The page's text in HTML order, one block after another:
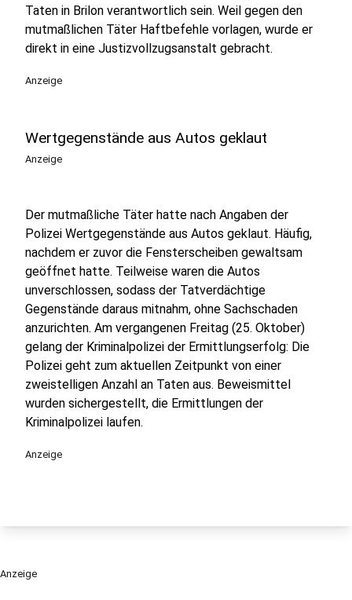
Taten in Brilon verantwortlich sein. Weil gegen den
mutmaßlichen Täter Haftbefehle vorlagen, wurde er
direkt in eine Justizvollzugsanstalt gebracht.
Anzeige
Wertgegenstände aus Autos geklaut
Anzeige
Der mutmaßliche Täter hatte nach Angaben der
Polizei Wertgegenstände aus Autos geklaut. Häufig,
nachdem er zuvor die Fensterscheiben gewaltsam
geöffnet hatte. Teilweise waren die Autos
unverschlossen, sodass der Tatverdächtige
Gegenstände daraus mitnahm, ohne Sachschaden
anzurichten. Am vergangenen Freitag (25. Oktober)
gelang der Kriminalpolizei der Ermittlungserfolg: Die
Polizei geht zum aktuellen Zeitpunkt von einer
zweistelligen Anzahl an Taten aus. Beweismittel
wurden sichergestellt, die Ermittlungen der
Kriminalpolizei laufen.
Anzeige
Anzeige